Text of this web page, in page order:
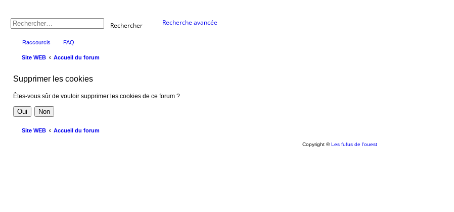
Rechercher Recherche avancée
Raccourcis FAQ
Site WEB Accueil du forum
Supprimer les cookies
Êtes-vous sûr de vouloir supprimer les cookies de ce forum ?
Site WEB Accueil du forum
Copyright ©Les fufus de l'ouest